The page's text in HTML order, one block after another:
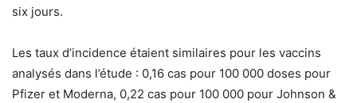
six jours.
Les taux d’incidence étaient similaires pour les vaccins
analysés dans l’étude : 0,16 cas pour 100 000 doses pour
Pfizer et Moderna, 0,22 cas pour 100 000 pour Johnson &